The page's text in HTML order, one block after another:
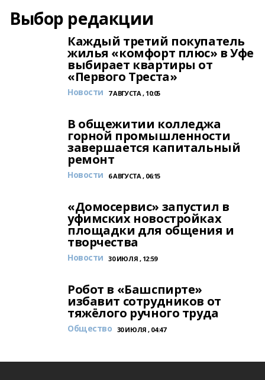
Выбор редакции
Каждый третий покупатель
жилья «комфорт плюс» в Уфе
выбирает квартиры от
«Первого Треста»
Новости 7 АВГУСТА , 10:05
В общежитии колледжа
горной промышленности
завершается капитальный
ремонт
Новости 6 АВГУСТА , 06:15
«Домосервис» запустил в
уфимских новостройках
площадки для общения и
творчества
Новости 30 ИЮЛЯ , 12:59
Робот в «Башспирте»
избавит сотрудников от
тяжёлого ручного труда
Общество 30 ИЮЛЯ , 04:47